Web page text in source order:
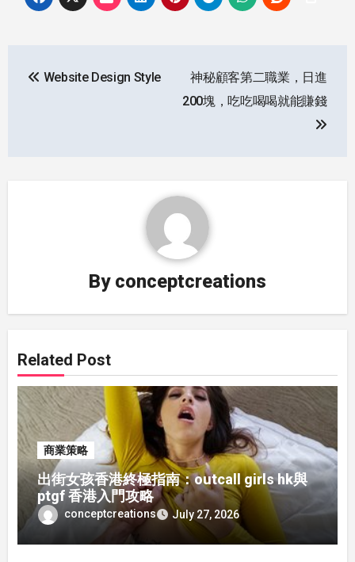
navigation
Website Design Style
神秘顧客第二職業，日進
200塊，吃吃喝喝就能賺錢
By conceptcreations
Related Post
商業策略
出街女孩香港終極指南：outcall girls hk與
ptgf 香港入門攻略
conceptcreations July 27, 2026